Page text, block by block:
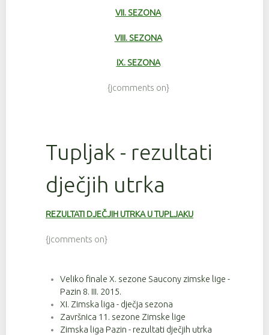
VII. SEZONA
VIII. SEZONA
IX. SEZONA
{jcomments on}
Tupljak - rezultati
dječjih utrka
REZULTATI DJEČJIH UTRKA U TUPLJAKU
{jcomments on}
Veliko finale X. sezone Saucony zimske lige -
Pazin 8. III. 2015.
XI. Zimska liga - dječja sezona
Završnica 11. sezone Zimske lige
Zimska liga Pazin - rezultati dječjih utrka